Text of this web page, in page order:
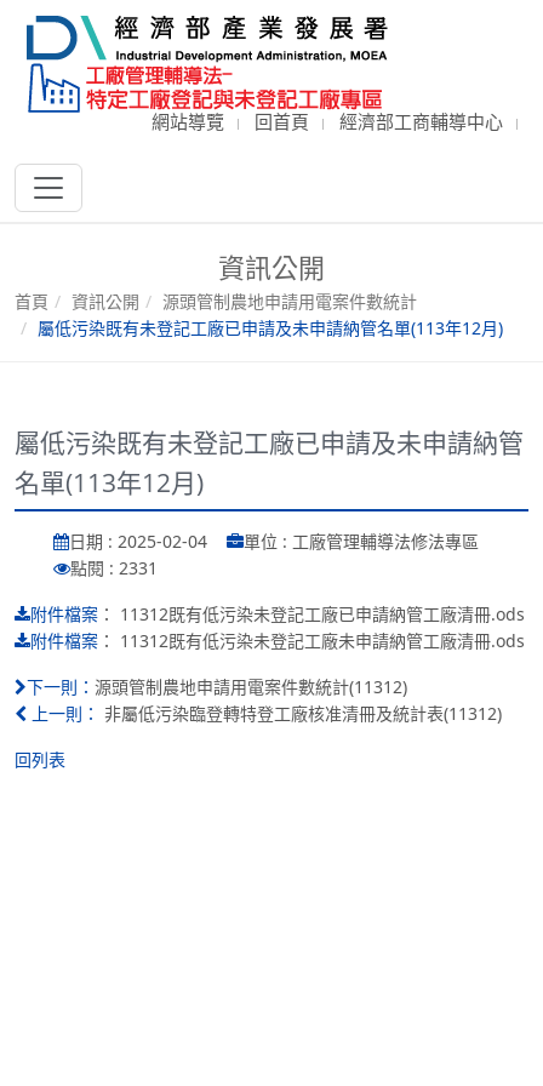
網站導覽 回首頁 經濟部工商輔導中心
資訊公開
首頁 資訊公開
源頭管制農地申請用電案件數統計
屬低污染既有未登記工廠已申請及未申請納管名單(113年12月)
屬低污染既有未登記工廠已申請及未申請納管
名單(113年12月)
日期 : 2025-02-04
單位 : 工廠管理輔導法修法專區
點閱 : 2331
附件檔案 ： 11312既有低污染未登記工廠已申請納管工廠清冊.ods
附件檔案 ： 11312既有低污染未登記工廠未申請納管工廠清冊.ods
下一則： 源頭管制農地申請用電案件數統計(11312)
上一則：
非屬低污染臨登轉特登工廠核准清冊及統計表(11312)
回列表